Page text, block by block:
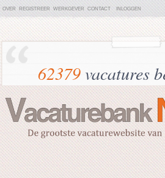
OVER REGISTREER WERKGEVER CONTACT INLOGGEN
62379vacatures